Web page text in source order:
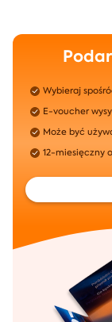
Wybieraj
E-voucher
Może być
12-miesięczny